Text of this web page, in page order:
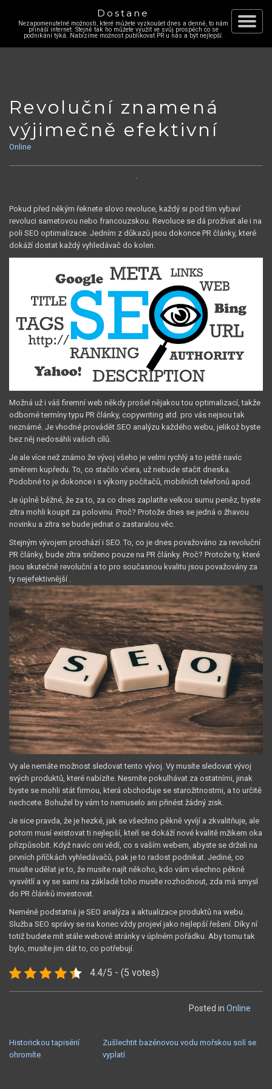
Toggle
Dostane
Nezapomenutelné možnosti, které můžete vyzkoušet dnes a denně, to nám
přináší internet. Stejně tak ho můžete využít ve svůj prospěch co se
podnikání týká. Nabízíme možnost publikovat PR u nás a být nejlepší.
Revoluční znamená
výjimečně efektivní
Online
Pokud před někým řeknete slovo revoluce, každý si pod tím vybaví
revoluci sametovou nebo francouzskou. Revoluce se dá prožívat ale i na
poli SEO optimalizace. Jedním z důkazů jsou dokonce PR články, které
dokáží dostat každý vyhledávač do kolen.
Možná už i váš firemní web někdy prošel nějakou tou optimalizací, takže
odborné termíny typu PR články, copywriting atd. pro vás nejsou tak
neznámé. Je vhodné provádět SEO analýzu každého webu, jelikož byste
bez něj nedosáhli vašich cílů.
Je ale více než známo že vývoj všeho je velmi rychlý a to ještě navíc
směrem kupředu. To, co stačilo včera, už nebude stačit dneska.
Podobné to je dokonce i s výkony počítačů, mobilních telefonů apod.
Je úplně běžné, že za to, za co dnes zaplatíte velkou sumu peněz, byste
zítra mohli koupit za polovinu. Proč? Protože dnes se jedná o žhavou
novinku a zítra se bude jednat o zastaralou věc.
Stejným vývojem prochází i SEO. To, co je dnes považováno za revoluční
PR články, bude zítra sníženo pouze na PR články. Proč? Protože ty, které
jsou skutečně revoluční a to pro současnou kvalitu jsou považovány za
ty nejefektivnější
Vy ale nemáte možnost sledovat tento vývoj. Vy musíte sledovat vývoj
svých produktů, které nabízíte. Nesmíte pokulhávat za ostatními, jinak
byste se mohli stát firmou, která obchoduje se starožitnostmi, a to určitě
nechcete. Bohužel by vám to nemuselo ani přinést žádný zisk.
Je sice pravda, že je hezké, jak se všechno pěkně vyvíjí a zkvalitňuje, ale
potom musí existovat ti nejlepší, kteří se dokáží nové kvalitě mžikem oka
přizpůsobit. Když navíc oni vědí, co s vaším webem, abyste se drželi na
prvních příčkách vyhledávačů, pak je to radost podnikat. Jediné, co
musíte udělat je to, že musíte najít někoho, kdo vám všechno pěkně
vysvětlí a vy se sami na základě toho musíte rozhodnout, zda má smysl
do PR článků investovat.
Neméně podstatná je SEO analýza a aktualizace produktů na webu.
Služba SEO správy se na konec vždy projeví jako nejlepší řešení. Díky ní
totiž budete mít stále webové stránky v úplném pořádku. Aby tomu tak
bylo, musíte jim dát to, co potřebují.
4.4/5 - (5 votes)
Posted in Online
NAVIGACE
Historickou tapisérií
ohromíte
Zušlechtit bazénovou vodu mořskou solí se
vyplatí